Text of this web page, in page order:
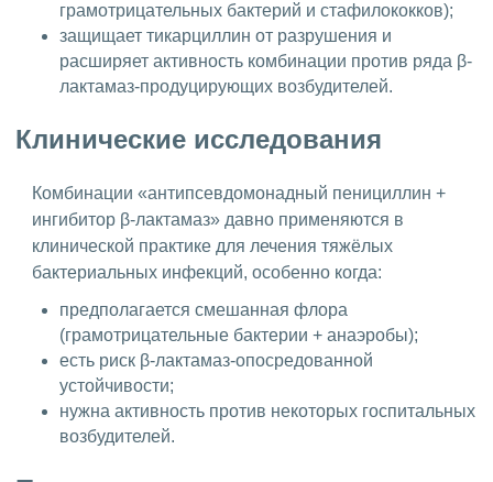
грамотрицательных бактерий и стафилококков);
защищает тикарциллин от разрушения и
расширяет активность комбинации против ряда β-
лактамаз-продуцирующих возбудителей.
Клинические исследования
Комбинации «антипсевдомонадный пенициллин +
ингибитор β-лактамаз» давно применяются в
клинической практике для лечения тяжёлых
бактериальных инфекций, особенно когда:
предполагается смешанная флора
(грамотрицательные бактерии + анаэробы);
есть риск β-лактамаз-опосредованной
устойчивости;
нужна активность против некоторых госпитальных
возбудителей.